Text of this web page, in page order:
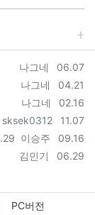
등록자
나그네 등록일
06.07
등록자
나그네 등록일
04.21
등록자
나그네 등록일
02.16
등록자
sksek0312 등록일
11.07
등록자
이승주 등록일
09.16
일
등록자
김민기 등록일
06.29
PC버전